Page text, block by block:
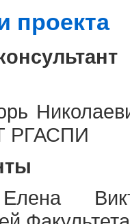
проекта
РГАСПИ